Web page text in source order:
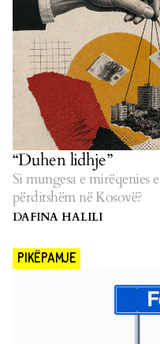
“Duhen lidhje”
Si mungesa e
përditshëm në Kosovë?
DAFINA HALILI
PIKËPAMJE